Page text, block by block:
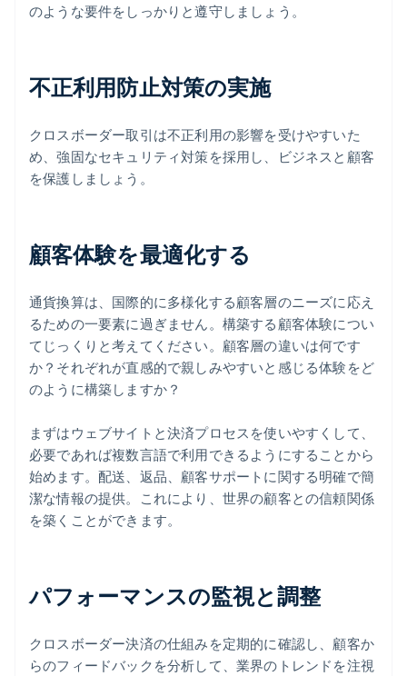
のような要件をしっかりと遵守しましょう。
不正利用防止対策の実施
クロスボーダー取引は不正利用の影響を受けやすいた
め、強固なセキュリティ対策を採用し、ビジネスと顧客
を保護しましょう。
顧客体験を最適化する
通貨換算は、国際的に多様化する顧客層のニーズに応え
るための一要素に過ぎません。構築する顧客体験につい
てじっくりと考えてください。顧客層の違いは何です
か？それぞれが直感的で親しみやすいと感じる体験をど
のように構築しますか？
まずはウェブサイトと決済プロセスを使いやすくして、
必要であれば複数言語で利用できるようにすることから
始めます。配送、返品、顧客サポートに関する明確で簡
潔な情報の提供。これにより、世界の顧客との信頼関係
を築くことができます。
パフォーマンスの監視と調整
クロスボーダー決済の仕組みを定期的に確認し、顧客か
らのフィードバックを分析して、業界のトレンドを注視